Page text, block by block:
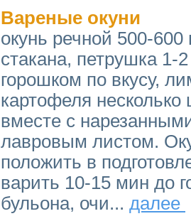
Вареные окуни
окунь речной 500-600
стакана, петрушка 1-
горошком по вкусу,
картофеля несколько
вместе с
лавровым листом.
положить в
варить 10-15 мин до
бульона, очи... далее